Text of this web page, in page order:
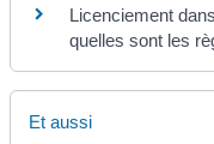
Licenciement
quelles sont les
Et aussi